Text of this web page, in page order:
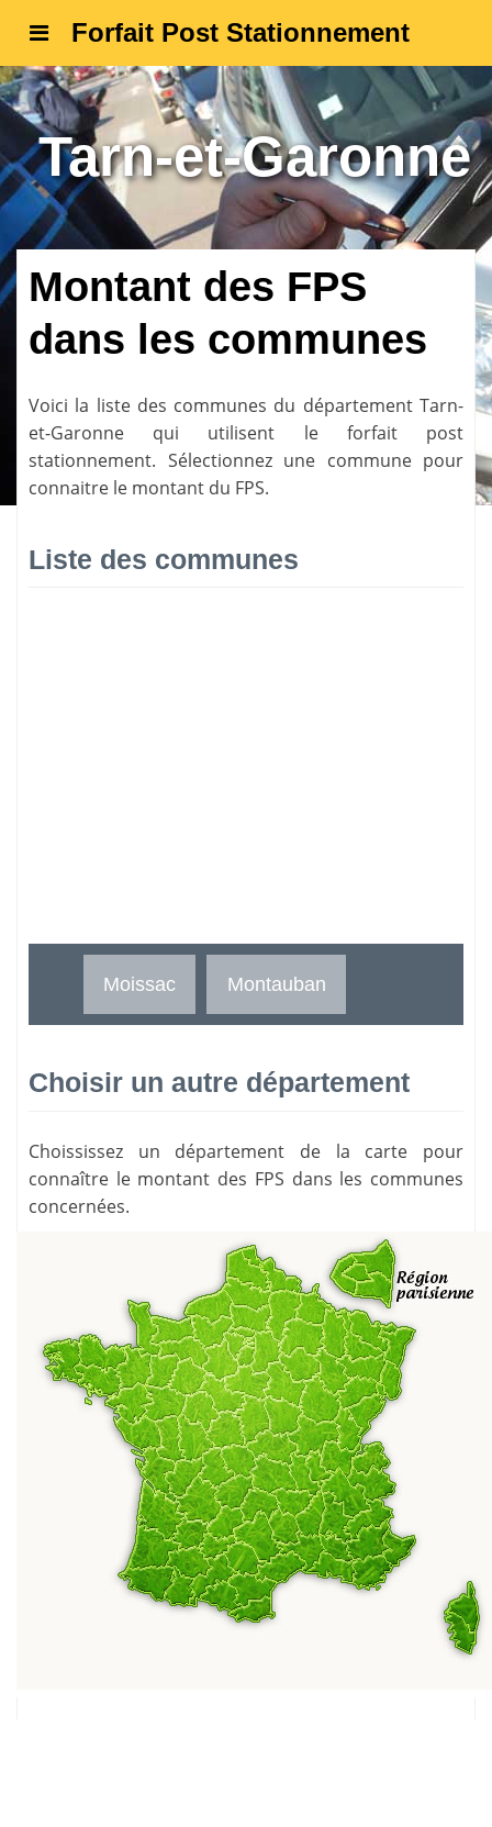
Forfait Post Stationnement
Tarn-et-Garonne
Montant des FPS
dans les communes
Voici la liste des communes du département Tarn-
et-Garonne qui utilisent le forfait post
stationnement. Sélectionnez une commune pour
connaitre le montant du FPS.
Liste des communes
Moissac Montauban
Choisir un autre département
Choississez un département de la carte pour
connaître le montant des FPS dans les communes
concernées.